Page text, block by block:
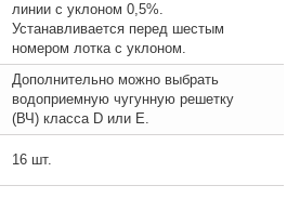
линии с уклоном 0,5%.
Устанавливается перед шестым
номером лотка с уклоном.
Дополнительно можно выбрать
водоприемную чугунную решетку
(ВЧ) класса D или E.
16 шт.